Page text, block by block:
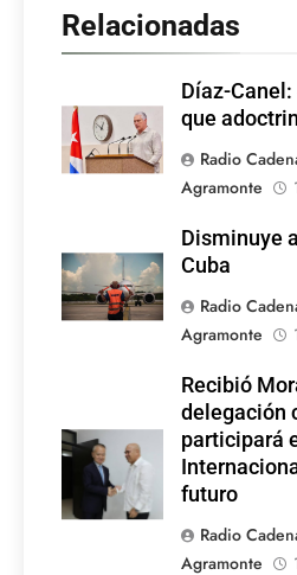
Relacionadas
Díaz-
que
Radio
Agramonte
Disminuye
Cuba
Radio
Agramonte
Recibió
delegación
participará
futuro
Radio
Agramonte